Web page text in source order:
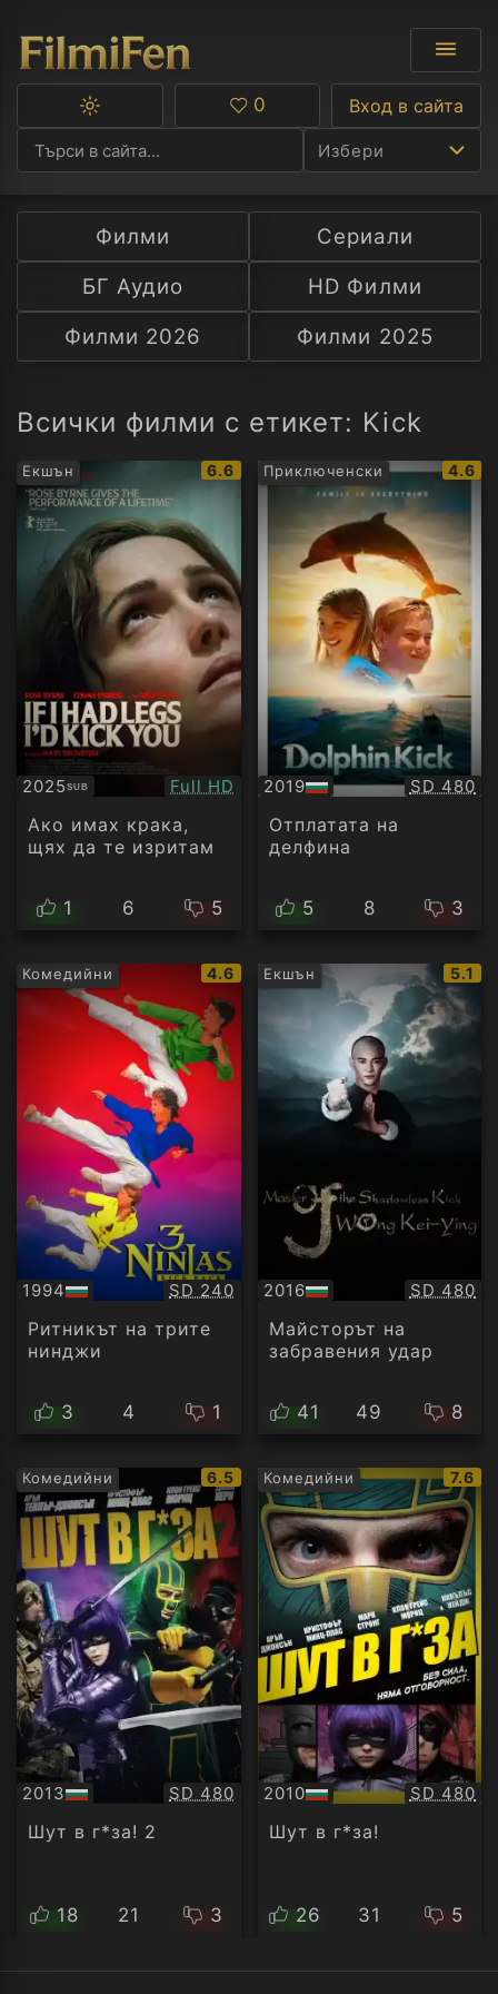
Избери
Ф
С
А
Превключване
тъмна
тема
Любими
0 Вход в сайта
Филми
Сериали
БГ Аудио
HD Филми
Филми 2026
Филми 2025
Всички филми с етикет: Kick
Екшън
IMDb
рейтинг:
6.6
2025SUB
Субтитри Качество:
Full HD
Ако имах крака,
щях да те изритам
1 6 5
Приключенски
IMDb
4.6
2019
БГ
аудио
SD 480
Отплатата на
делфина
5 8 3
Комедийни
IMDb
рейтинг:
4.6
1994
БГ
аудио
Качество:
SD 240
Ритникът на трите
нинджи
3 4 1
Екшън
IMDb
5.1
2016
БГ
аудио
SD 480
Майсторът на
забравения удар
41 49 8
Комедийни
IMDb
рейтинг:
6.5
2013
БГ
аудио
Качество:
SD 480
Шут в г*за! 2
18 21 3
Комедийни
IMDb
7.6
2010
БГ
аудио
SD 480
Шут в г*за!
26 31 5